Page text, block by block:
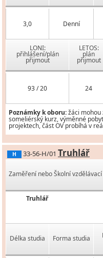
3,0 Denní
LONI:
přihlášení/plán
přijmout
LETOS:
plán
přijmout
93 / 20 24
Poznámky k oboru:žáci
someliérský kurz, výměnné
projektech, část OV probíhá v
H 33-56-H/01 Truhlář
Zaměření nebo Školní
Truhlář
Délka studia Forma studia